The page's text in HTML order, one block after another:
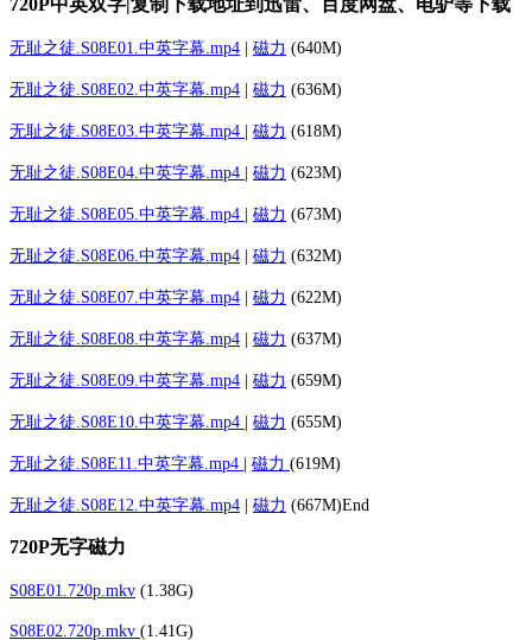
无耻之徒.S08E01.中英字幕.mp4 磁力 (640M)
无耻之徒.S08E02.中英字幕.mp4 磁力 (636M)
无耻之徒.S08E03.中英字幕.mp4 磁力 (618M)
无耻之徒.S08E04.中英字幕.mp4 磁力 (623M)
无耻之徒.S08E05.中英字幕.mp4 磁力 (673M)
无耻之徒.S08E06.中英字幕.mp4 磁力 (632M)
无耻之徒.S08E07.中英字幕.mp4 磁力 (622M)
无耻之徒.S08E08.中英字幕.mp4 磁力 (637M)
无耻之徒.S08E09.中英字幕.mp4 磁力 (659M)
无耻之徒.S08E10.中英字幕.mp4 磁力 (655M)
无耻之徒.S08E11.中英字幕.mp4 磁力 (619M)
无耻之徒.S08E12.中英字幕.mp4 磁力 (667M)End
720P无字磁力
S08E01.720p.mkv (1.38G)
S08E02.720p.mkv (1.41G)